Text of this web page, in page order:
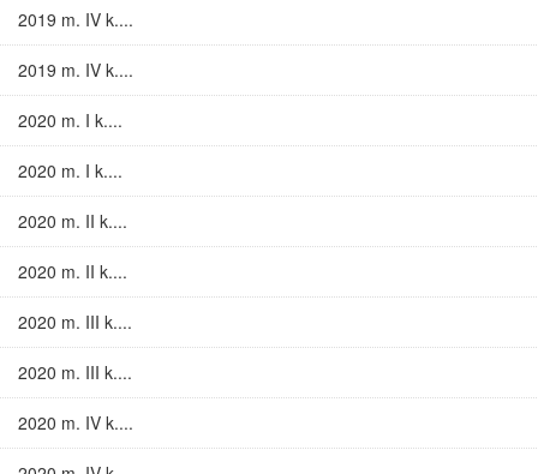
2019 m. IV k....
2019 m. IV k....
2020 m. I k....
2020 m. I k....
2020 m. II k....
2020 m. II k....
2020 m. III k....
2020 m. III k....
2020 m. IV k....